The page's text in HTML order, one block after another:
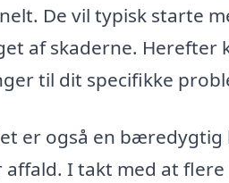
De vil typisk starte
af skaderne. Herefter
til dit specifikke
er også en bæredygtig
I takt med at